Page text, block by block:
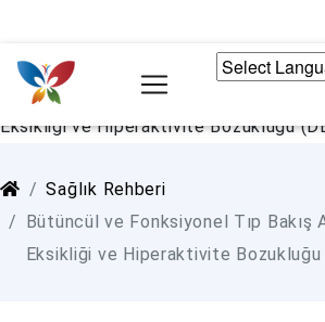
Sağlık Rehberi
Bütüncül ve Fonksiyonel Tıp Bakış
Eksikliği ve Hiperaktivite Bozukluğu